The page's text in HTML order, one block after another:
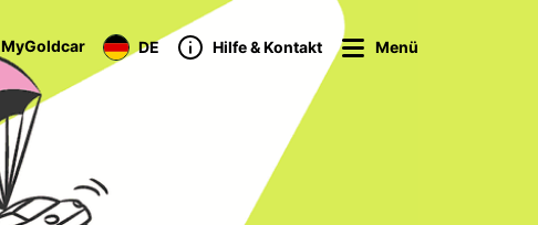
MyGoldcar DE Hilfe & Kontakt Menü